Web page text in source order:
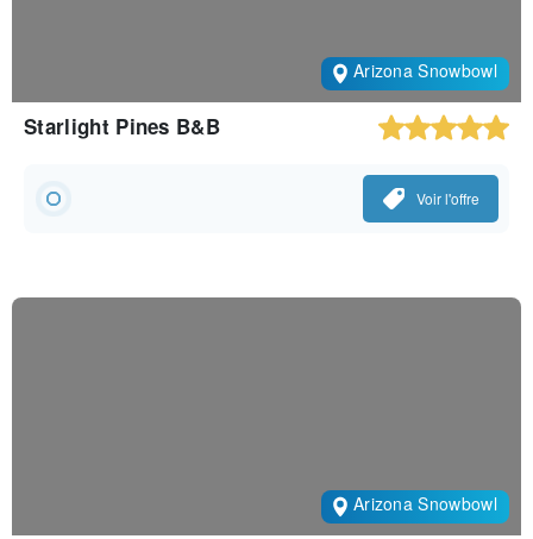
Arizona Snowbowl
Starlight Pines B&B
Voir l'offre
Arizona Snowbowl